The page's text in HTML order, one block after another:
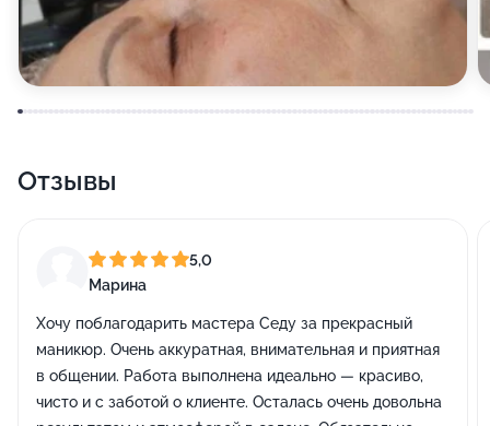
Отзывы
5,0
Марина
Хочу поблагодарить мастера Седу за прекрасный
маникюр. Очень аккуратная, внимательная и приятная
в общении. Работа выполнена идеально — красиво,
чисто и с заботой о клиенте. Осталась очень довольна